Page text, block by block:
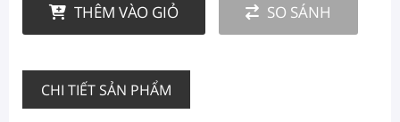
THÊM VÀO GIỎ SO SÁNH
CHI TIẾT SẢN PHẨM